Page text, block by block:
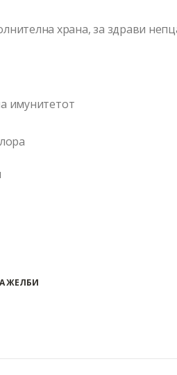
храна, за здрави
имунитетот
ЖЕЛБИ